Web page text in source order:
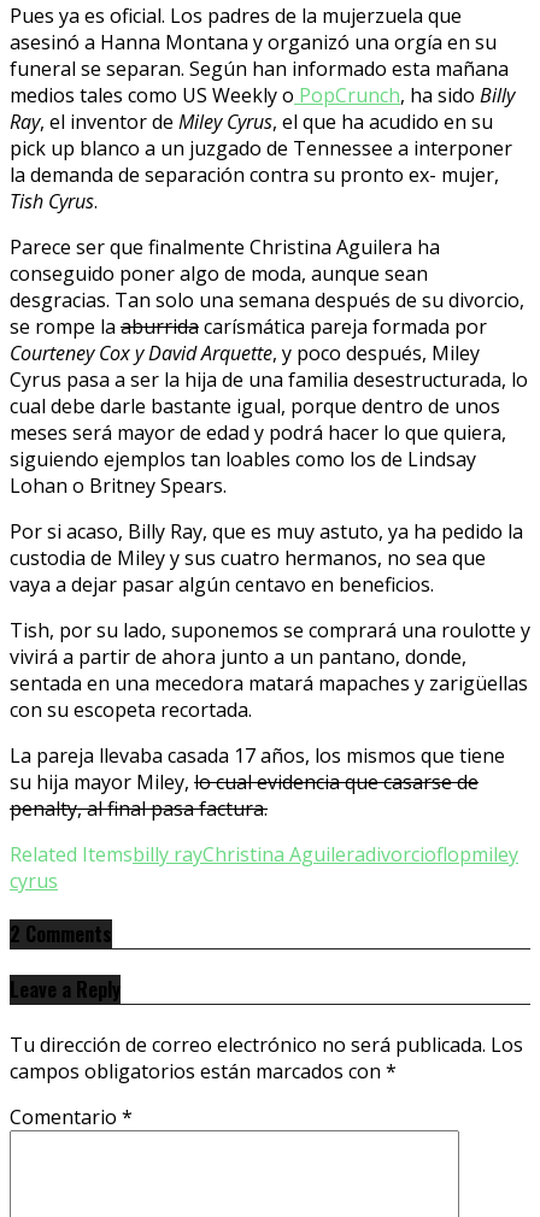
Pues ya es oficial. Los padres de la mujerzuela que
asesinó a Hanna Montana y organizó una orgía en su
funeral se separan. Según han informado esta mañana
medios tales como US Weekly o PopCrunch, ha sido Billy
Ray, el inventor de Miley Cyrus, el que ha acudido en su
pick up blanco a un juzgado de Tennessee a interponer
la demanda de separación contra su pronto ex- mujer,
Tish Cyrus.
Parece ser que finalmente Christina Aguilera ha
conseguido poner algo de moda, aunque sean
desgracias. Tan solo una semana después de su divorcio,
se rompe la aburridacarísmática pareja formada por
Courteney Cox y David Arquette, y poco después, Miley
Cyrus pasa a ser la hija de una familia desestructurada, lo
cual debe darle bastante igual, porque dentro de unos
meses será mayor de edad y podrá hacer lo que quiera,
siguiendo ejemplos tan loables como los de Lindsay
Lohan o Britney Spears.
Por si acaso, Billy Ray, que es muy astuto, ya ha pedido la
custodia de Miley y sus cuatro hermanos, no sea que
vaya a dejar pasar algún centavo en beneficios.
Tish, por su lado, suponemos se comprará una roulotte y
vivirá a partir de ahora junto a un pantano, donde,
sentada en una mecedora matará mapaches y zarigüellas
con su escopeta recortada.
La pareja llevaba casada 17 años, los mismos que tiene
su hija mayor Miley, lo cual evidencia que casarse de
penalty, al final pasa factura.
Related Itemsbilly rayChristina Aguileradivorcioflopmiley
cyrus
2 Comments
Leave a Reply
Tu dirección de correo electrónico no será publicada. Los
campos obligatorios están marcados con *
Comentario *